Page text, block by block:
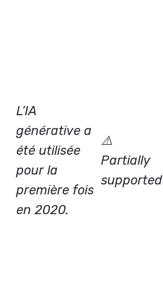
L’IA
générative a
été utilisée
pour la
première fois
en 2020.
⚠️
Partially
supported